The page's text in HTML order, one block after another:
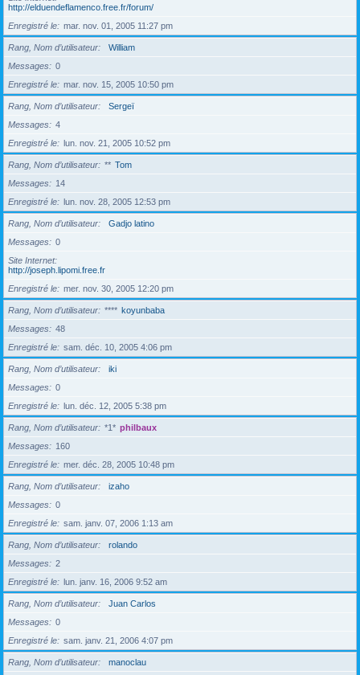
http://elduendeflamenco.free.fr/forum/
Enregistré le
mar. nov. 01, 2005 11:27 pm
Rang, Nom d’utilisateur
William
Messages
0
Enregistré le
mar. nov. 15, 2005 10:50 pm
Rang, Nom d’utilisateur
Sergeï
Messages
4
Enregistré le
lun. nov. 21, 2005 10:52 pm
Rang, Nom d’utilisateur ** Tom
Messages
14
Enregistré le
lun. nov. 28, 2005 12:53 pm
Rang, Nom d’utilisateur
Gadjo latino
Messages
0
Site Internet
http://joseph.lipomi.free.fr
Enregistré le
mer. nov. 30, 2005 12:20 pm
Rang, Nom d’utilisateur **** koyunbaba
Messages
48
Enregistré le
sam. déc. 10, 2005 4:06 pm
Rang, Nom d’utilisateur
iki
Messages
0
Enregistré le
lun. déc. 12, 2005 5:38 pm
Rang, Nom d’utilisateur *1* philbaux
Messages
160
Enregistré le
mer. déc. 28, 2005 10:48 pm
Rang, Nom d’utilisateur
izaho
Messages
0
Enregistré le
sam. janv. 07, 2006 1:13 am
Rang, Nom d’utilisateur
rolando
Messages
2
Enregistré le
lun. janv. 16, 2006 9:52 am
Rang, Nom d’utilisateur
Juan Carlos
Messages
0
Enregistré le
sam. janv. 21, 2006 4:07 pm
Rang, Nom d’utilisateur
manoclau